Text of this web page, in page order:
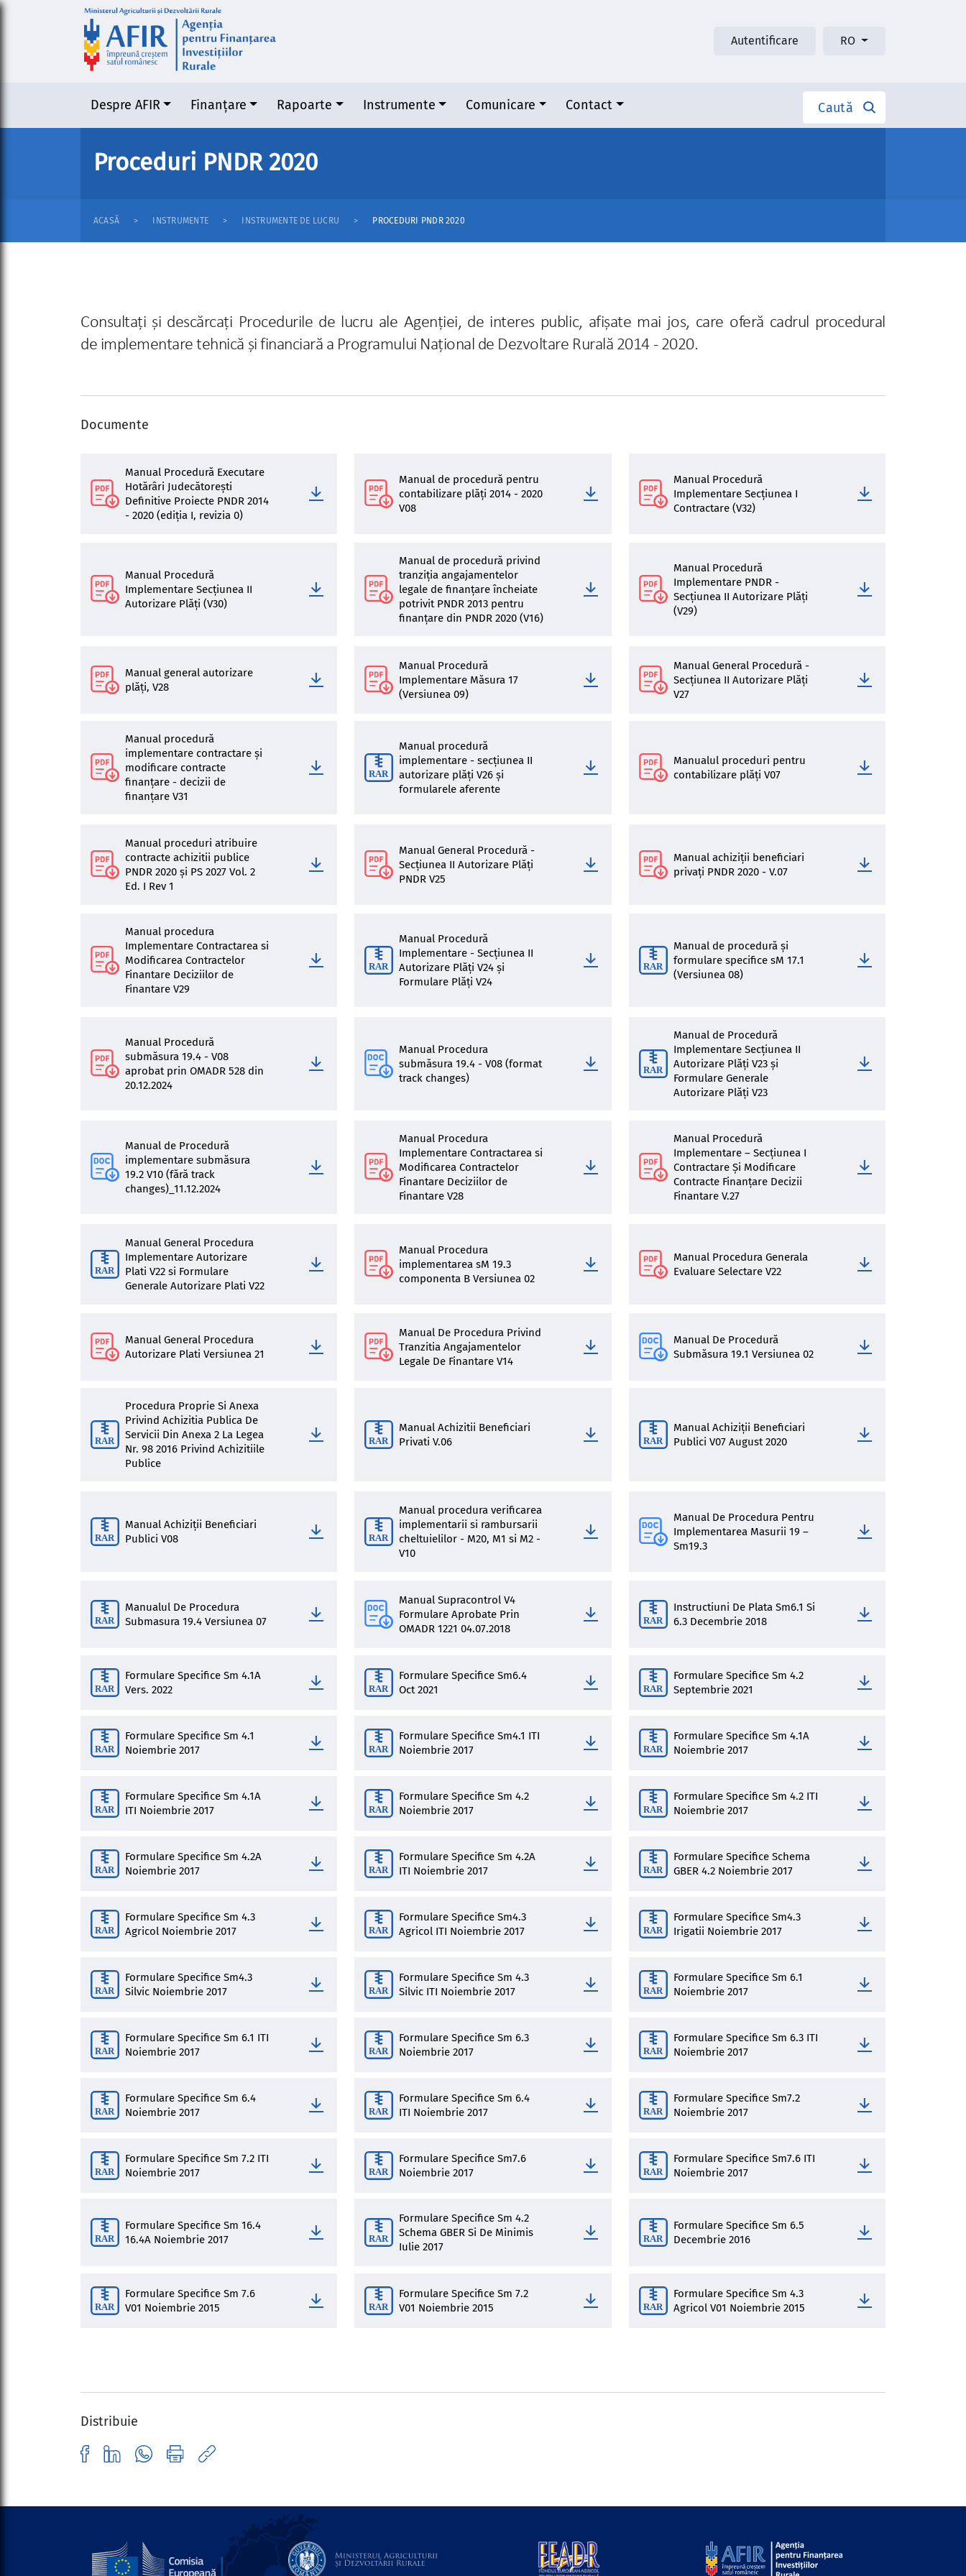
Autentificare RO
Despre AFIR Finanțare Rapoarte Instrumente Comunicare Contact Caută
Proceduri PNDR 2020
ACASĂ INSTRUMENTE INSTRUMENTE DE LUCRU PROCEDURI PNDR 2020
Consultați și descărcați Procedurile de lucru ale Agenției, de interes public, afișate mai jos, care oferă cadrul procedural
de implementare tehnică și financiară a Programului Național de Dezvoltare Rurală 2014 - 2020.
Documente
Manual Procedură Executare
Hotărâri Judecătorești
Definitive Proiecte PNDR 2014
- 2020 (ediția I, revizia 0)
Manual de procedură pentru
contabilizare plăţi 2014 - 2020
V08
Manual Procedură
Implementare Secțiunea I
Contractare (V32)
Manual Procedură
Implementare Secțiunea II
Autorizare Plăți (V30)
Manual de procedură privind
tranziția angajamentelor
legale de finanțare încheiate
potrivit PNDR 2013 pentru
finanțare din PNDR 2020 (V16)
Manual Procedură
Implementare PNDR -
Secțiunea II Autorizare Plăți
(V29)
Manual general autorizare
plăţi, V28
Manual Procedură
Implementare Măsura 17
(Versiunea 09)
Manual General Procedură -
Secțiunea II Autorizare Plăți
V27
Manual procedură
implementare contractare şi
modificare contracte
finanțare - decizii de
finanțare V31
Manual procedură
implementare - secțiunea II
autorizare plăți V26 și
formularele aferente
Manualul proceduri pentru
contabilizare plăți V07
Manual proceduri atribuire
contracte achizitii publice
PNDR 2020 și PS 2027 Vol. 2
Ed. I Rev 1
Manual General Procedură -
Secțiunea II Autorizare Plăți
PNDR V25
Manual achiziții beneficiari
privați PNDR 2020 - V.07
Manual procedura
Implementare Contractarea si
Modificarea Contractelor
Finantare Deciziilor de
Finantare V29
Manual Procedură
Implementare - Secțiunea II
Autorizare Plăți V24 și
Formulare Plăți V24
Manual de procedură și
formulare specifice sM 17.1
(Versiunea 08)
Manual Procedură
submăsura 19.4 - V08
aprobat prin OMADR 528 din
20.12.2024
Manual Procedura
submăsura 19.4 - V08 (format
track changes)
Manual de Procedură
Implementare Secțiunea II
Autorizare Plăți V23 și
Formulare Generale
Autorizare Plăți V23
Manual de Procedură
implementare submăsura
19.2 V10 (fără track
changes)_11.12.2024
Manual Procedura
Implementare Contractarea si
Modificarea Contractelor
Finantare Deciziilor de
Finantare V28
Manual Procedură
Implementare – Secțiunea I
Contractare Şi Modificare
Contracte Finanțare Decizii
Finantare V.27
Manual General Procedura
Implementare Autorizare
Plati V22 si Formulare
Generale Autorizare Plati V22
Manual Procedura
implementarea sM 19.3
componenta B Versiunea 02
Manual Procedura Generala
Evaluare Selectare V22
Manual General Procedura
Autorizare Plati Versiunea 21
Manual De Procedura Privind
Tranzitia Angajamentelor
Legale De Finantare V14
Manual De Procedură
Submăsura 19.1 Versiunea 02
Procedura Proprie Si Anexa
Privind Achizitia Publica De
Servicii Din Anexa 2 La Legea
Nr. 98 2016 Privind Achizitiile
Publice
Manual Achizitii Beneficiari
Privati V.06
Manual Achiziții Beneficiari
Publici V07 August 2020
Manual Achiziții Beneficiari
Publici V08
Manual procedura verificarea
implementarii si rambursarii
cheltuielilor - M20, M1 si M2 -
V10
Manual De Procedura Pentru
Implementarea Masurii 19 –
Sm19.3
Manualul De Procedura
Submasura 19.4 Versiunea 07
Manual Supracontrol V4
Formulare Aprobate Prin
OMADR 1221 04.07.2018
Instructiuni De Plata Sm6.1 Si
6.3 Decembrie 2018
Formulare Specifice Sm 4.1A
Vers. 2022
Formulare Specifice Sm6.4
Oct 2021
Formulare Specifice Sm 4.2
Septembrie 2021
Formulare Specifice Sm 4.1
Noiembrie 2017
Formulare Specifice Sm4.1 ITI
Noiembrie 2017
Formulare Specifice Sm 4.1A
Noiembrie 2017
Formulare Specifice Sm 4.1A
ITI Noiembrie 2017
Formulare Specifice Sm 4.2
Noiembrie 2017
Formulare Specifice Sm 4.2 ITI
Noiembrie 2017
Formulare Specifice Sm 4.2A
Noiembrie 2017
Formulare Specifice Sm 4.2A
ITI Noiembrie 2017
Formulare Specifice Schema
GBER 4.2 Noiembrie 2017
Formulare Specifice Sm 4.3
Agricol Noiembrie 2017
Formulare Specifice Sm4.3
Agricol ITI Noiembrie 2017
Formulare Specifice Sm4.3
Irigatii Noiembrie 2017
Formulare Specifice Sm4.3
Silvic Noiembrie 2017
Formulare Specifice Sm 4.3
Silvic ITI Noiembrie 2017
Formulare Specifice Sm 6.1
Noiembrie 2017
Formulare Specifice Sm 6.1 ITI
Noiembrie 2017
Formulare Specifice Sm 6.3
Noiembrie 2017
Formulare Specifice Sm 6.3 ITI
Noiembrie 2017
Formulare Specifice Sm 6.4
Noiembrie 2017
Formulare Specifice Sm 6.4
ITI Noiembrie 2017
Formulare Specifice Sm7.2
Noiembrie 2017
Formulare Specifice Sm 7.2 ITI
Noiembrie 2017
Formulare Specifice Sm7.6
Noiembrie 2017
Formulare Specifice Sm7.6 ITI
Noiembrie 2017
Formulare Specifice Sm 16.4
16.4A Noiembrie 2017
Formulare Specifice Sm 4.2
Schema GBER Si De Minimis
Iulie 2017
Formulare Specifice Sm 6.5
Decembrie 2016
Formulare Specifice Sm 7.6
V01 Noiembrie 2015
Formulare Specifice Sm 7.2
V01 Noiembrie 2015
Formulare Specifice Sm 4.3
Agricol V01 Noiembrie 2015
Distribuie